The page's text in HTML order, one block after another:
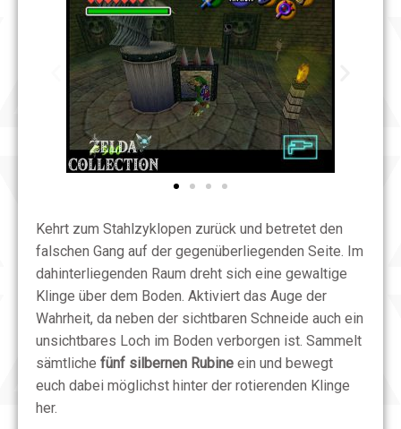
Kehrt zum Stahlzyklopen zurück und betretet den
falschen Gang auf der gegenüberliegenden Seite. Im
dahinterliegenden Raum dreht sich eine gewaltige
Klinge über dem Boden. Aktiviert das Auge der
Wahrheit, da neben der sichtbaren Schneide auch ein
unsichtbares Loch im Boden verborgen ist. Sammelt
sämtliche fünf silbernen Rubine ein und bewegt
euch dabei möglichst hinter der rotierenden Klinge
her.